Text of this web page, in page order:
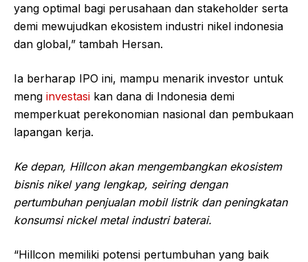
yang optimal bagi perusahaan dan stakeholder serta
demi mewujudkan ekosistem industri nikel indonesia
dan global,” tambah Hersan.
Ia berharap IPO ini, mampu menarik investor untuk
meng investasi kan dana di Indonesia demi
memperkuat perekonomian nasional dan pembukaan
lapangan kerja.
Ke depan, Hillcon akan mengembangkan ekosistem
bisnis nikel yang lengkap, seiring dengan
pertumbuhan penjualan mobil listrik dan peningkatan
konsumsi nickel metal industri baterai.
“Hillcon memiliki potensi pertumbuhan yang baik